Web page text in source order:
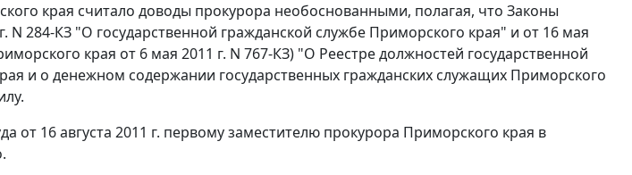
края считало доводы прокурора необоснованными, полагая, что Законы
N 284-КЗ "О государственной гражданской службе Приморского края" и от 16 мая
края от 6 мая 2011 г. N 767-КЗ) "О Реестре должностей государственной
и о денежном содержании государственных гражданских служащих Приморского
от 16 августа 2011 г. первому заместителю прокурора Приморского края в